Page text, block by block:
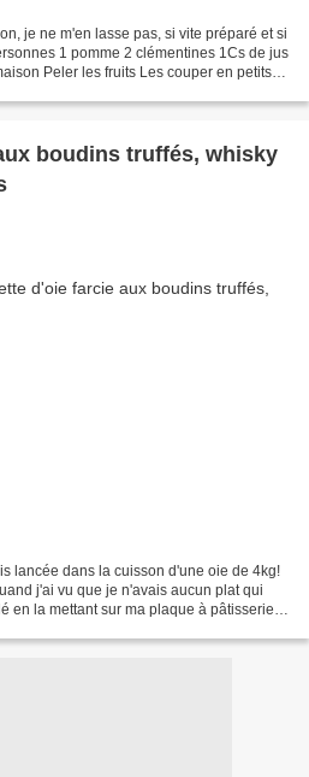
je ne m'en lasse pas, si vite préparé et si
1 pomme 2 clémentines 1Cs de jus
Peler les fruits Les couper en petits
boudins truffés, whisky
lancée dans la cuisson d'une oie de 4kg!
j'ai vu que je n'avais aucun plat qui
en la mettant sur ma plaque à pâtisserie!